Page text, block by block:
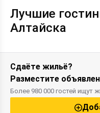
Лучшие
Алтайска
Сдаёте жильё?
Разместите
Более 980 000 гостей ищут